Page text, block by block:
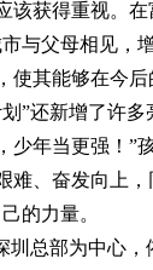
该获得重视。
与父母相见，
使其能够在今
还新增了许多
少年当更强！”
难、奋发向上
的力量。
总部为中心，